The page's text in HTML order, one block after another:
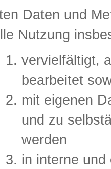
Daten und
Nutzung
vervielfältigt,
bearbeitet
mit eigenen
und zu
werden
in interne